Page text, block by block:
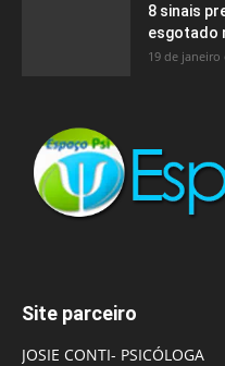
8 sinais
esgotado
19 de janeiro
Site parceiro
JOSIE CONTI- PSICÓLOGA